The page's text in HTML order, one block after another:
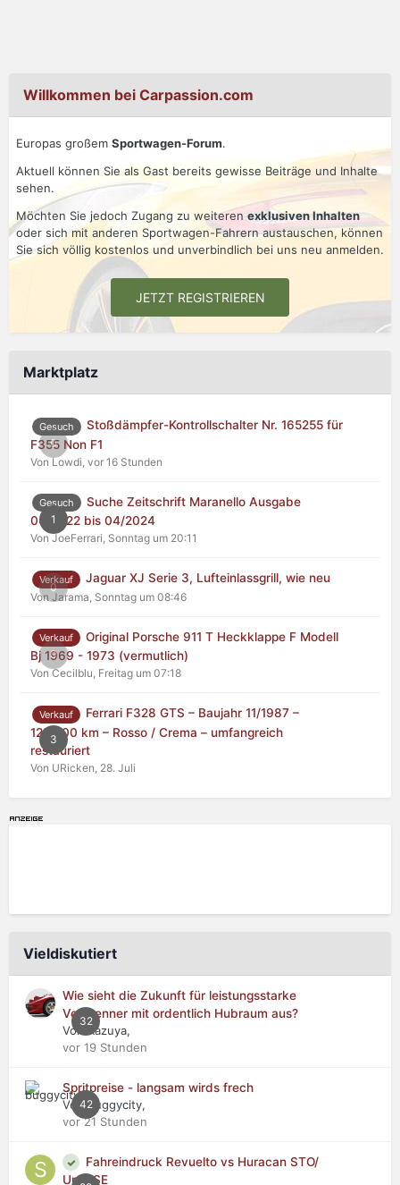
Willkommen bei Carpassion.com
Europas großem Sportwagen-Forum.
Aktuell können Sie als Gast bereits gewisse Beiträge und Inhalte
sehen.
Möchten Sie jedoch Zugang zu weiterenexklusiven Inhalten
oder sich mit anderen Sportwagen-Fahrern austauschen, können
Sie sich völlig kostenlos und unverbindlich bei uns neu anmelden.
JETZT REGISTRIEREN
Marktplatz
0
Gesuch
Stoßdämpfer-Kontrollschalter Nr. 165255 für
F355 Non F1
Von Lowdi, vor 16 Stunden
1
Gesuch
Suche Zeitschrift Maranello Ausgabe
04/2022 bis 04/2024
Von JoeFerrari, Sonntag um 20:11
0
Verkauf Jaguar XJ Serie 3, Lufteinlassgrill, wie neu
Von Jarama, Sonntag um 08:46
0
Verkauf
Original Porsche 911 T Heckklappe F Modell
Bj 1969 - 1973 (vermutlich)
Von Cecilblu, Freitag um 07:18
3
Verkauf
Ferrari F328 GTS – Baujahr 11/1987 –
125.000 km – Rosso / Crema – umfangreich
restauriert
Von URicken, 28. Juli
Vieldiskutiert
32
Wie sieht die Zukunft für leistungsstarke
Verbrenner mit ordentlich Hubraum aus?
Von Kazuya,
vor 19 Stunden
42
Spritpreise - langsam wirds frech
Von buggycity,
vor 21 Stunden
Fahreindruck Revuelto vs Huracan STO/
Urus SE